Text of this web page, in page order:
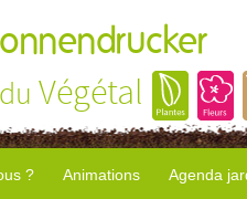
du Végétal
? Animations Agenda